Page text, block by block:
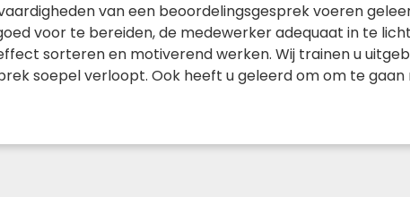
van een beoordelingsgesprek voeren
voor te bereiden, de medewerker adequaat in te
sorteren en motiverend werken. Wij trainen u
soepel verloopt. Ook heeft u geleerd om om te